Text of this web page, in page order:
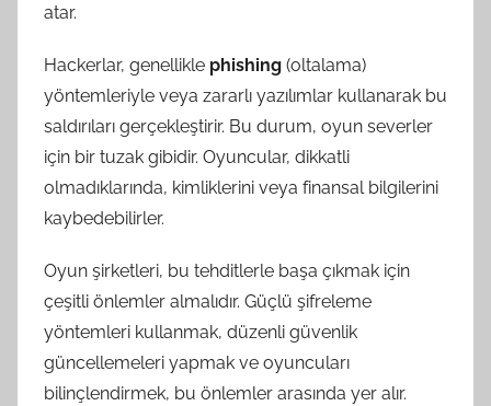
atar.
Hackerlar, genellikle phishing (oltalama)
yöntemleriyle veya zararlı yazılımlar kullanarak bu
saldırıları gerçekleştirir. Bu durum, oyun severler
için bir tuzak gibidir. Oyuncular, dikkatli
olmadıklarında, kimliklerini veya finansal bilgilerini
kaybedebilirler.
Oyun şirketleri, bu tehditlerle başa çıkmak için
çeşitli önlemler almalıdır. Güçlü şifreleme
yöntemleri kullanmak, düzenli güvenlik
güncellemeleri yapmak ve oyuncuları
bilinçlendirmek, bu önlemler arasında yer alır.